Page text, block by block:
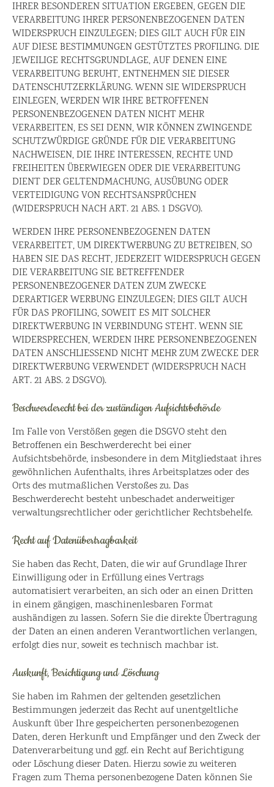
IHRER BESONDEREN SITUATION ERGEBEN, GEGEN DIE
VERARBEITUNG IHRER PERSONENBEZOGENEN DATEN
WIDERSPRUCH EINZULEGEN; DIES GILT AUCH FÜR EIN
AUF DIESE BESTIMMUNGEN GESTÜTZTES PROFILING. DIE
JEWEILIGE RECHTSGRUNDLAGE, AUF DENEN EINE
VERARBEITUNG BERUHT, ENTNEHMEN SIE DIESER
DATENSCHUTZERKLÄRUNG. WENN SIE WIDERSPRUCH
EINLEGEN, WERDEN WIR IHRE BETROFFENEN
PERSONENBEZOGENEN DATEN NICHT MEHR
VERARBEITEN, ES SEI DENN, WIR KÖNNEN ZWINGENDE
SCHUTZWÜRDIGE GRÜNDE FÜR DIE VERARBEITUNG
NACHWEISEN, DIE IHRE INTERESSEN, RECHTE UND
FREIHEITEN ÜBERWIEGEN ODER DIE VERARBEITUNG
DIENT DER GELTENDMACHUNG, AUSÜBUNG ODER
VERTEIDIGUNG VON RECHTSANSPRÜCHEN
(WIDERSPRUCH NACH ART. 21 ABS. 1 DSGVO).
WERDEN IHRE PERSONENBEZOGENEN DATEN
VERARBEITET, UM DIREKTWERBUNG ZU BETREIBEN, SO
HABEN SIE DAS RECHT, JEDERZEIT WIDERSPRUCH GEGEN
DIE VERARBEITUNG SIE BETREFFENDER
PERSONENBEZOGENER DATEN ZUM ZWECKE
DERARTIGER WERBUNG EINZULEGEN; DIES GILT AUCH
FÜR DAS PROFILING, SOWEIT ES MIT SOLCHER
DIREKTWERBUNG IN VERBINDUNG STEHT. WENN SIE
WIDERSPRECHEN, WERDEN IHRE PERSONENBEZOGENEN
DATEN ANSCHLIESSEND NICHT MEHR ZUM ZWECKE DER
DIREKTWERBUNG VERWENDET (WIDERSPRUCH NACH
ART. 21 ABS. 2 DSGVO).
Beschwerde­recht bei der zuständigen Aufsichts­behörde
Im Falle von Verstößen gegen die DSGVO steht den
Betroffenen ein Beschwerderecht bei einer
Aufsichtsbehörde, insbesondere in dem Mitgliedstaat ihres
gewöhnlichen Aufenthalts, ihres Arbeitsplatzes oder des
Orts des mutmaßlichen Verstoßes zu. Das
Beschwerderecht besteht unbeschadet anderweitiger
verwaltungsrechtlicher oder gerichtlicher Rechtsbehelfe.
Recht auf Daten­übertrag­barkeit
Sie haben das Recht, Daten, die wir auf Grundlage Ihrer
Einwilligung oder in Erfüllung eines Vertrags
automatisiert verarbeiten, an sich oder an einen Dritten
in einem gängigen, maschinenlesbaren Format
aushändigen zu lassen. Sofern Sie die direkte Übertragung
der Daten an einen anderen Verantwortlichen verlangen,
erfolgt dies nur, soweit es technisch machbar ist.
Auskunft, Berichtigung und Löschung
Sie haben im Rahmen der geltenden gesetzlichen
Bestimmungen jederzeit das Recht auf unentgeltliche
Auskunft über Ihre gespeicherten personenbezogenen
Daten, deren Herkunft und Empfänger und den Zweck der
Datenverarbeitung und ggf. ein Recht auf Berichtigung
oder Löschung dieser Daten. Hierzu sowie zu weiteren
Fragen zum Thema personenbezogene Daten können Sie